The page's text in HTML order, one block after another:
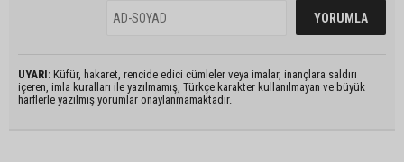
UYARI: Küfür, hakaret, rencide edici cümleler veya imalar, inançlara saldırı
içeren, imla kuralları ile yazılmamış, Türkçe karakter kullanılmayan ve büyük
harflerle yazılmış yorumlar onaylanmamaktadır.